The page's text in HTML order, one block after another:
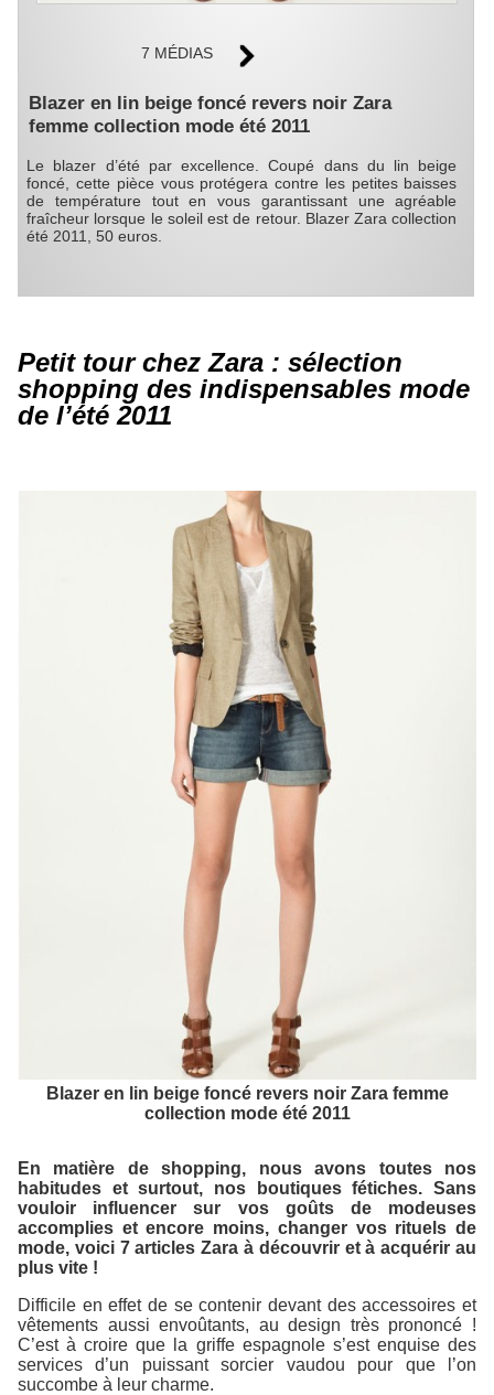
7 MÉDIAS
Blazer en lin beige foncé revers noir Zara
femme collection mode été 2011
Le blazer d’été par excellence. Coupé dans du lin beige
foncé, cette pièce vous protégera contre les petites baisses
de température tout en vous garantissant une agréable
fraîcheur lorsque le soleil est de retour. Blazer Zara collection
été 2011, 50 euros.
Petit tour chez Zara : sélection
shopping des indispensables mode
de l’été 2011
Blazer en lin beige foncé revers noir Zara femme
collection mode été 2011
En matière de shopping, nous avons toutes nos
habitudes et surtout, nos boutiques fétiches. Sans
vouloir influencer sur vos goûts de modeuses
accomplies et encore moins, changer vos rituels de
mode, voici 7 articles Zara à découvrir et à acquérir au
plus vite !
Difficile en effet de se contenir devant des accessoires et
vêtements aussi envoûtants, au design très prononcé !
C’est à croire que la griffe espagnole s’est enquise des
services d’un puissant sorcier vaudou pour que l’on
succombe à leur charme.